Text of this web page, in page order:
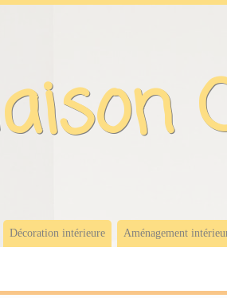
Décoration intérieure Aménagement